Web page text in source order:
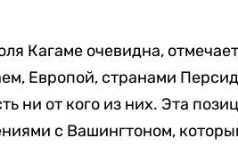
Кагаме очевидна,
Европой, странами
ни от кого из них. Эта
с Вашингтоном,